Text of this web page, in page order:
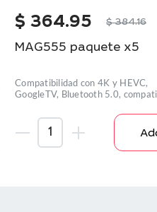
$ 364.95 $384.16
MAG555 paquete x5
Compatibilidad con 4K y HEVC,
GoogleTV, Bluetooth 5.0,